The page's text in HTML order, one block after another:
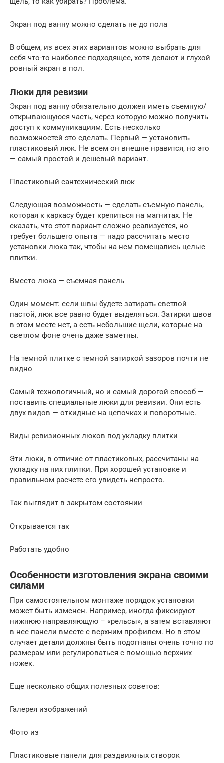
Экран под ванну можно сделать не до пола
В общем, из всех этих вариантов можно выбрать для
себя что-то наиболее подходящее, хотя делают и глухой
ровный экран в пол.
Люки для ревизии
Экран под ванну обязательно должен иметь съемную/
открывающуюся часть, через которую можно получить
доступ к коммуникациям. Есть несколько
возможностей это сделать. Первый — установить
пластиковый люк. Не всем он внешне нравится, но это
— самый простой и дешевый вариант.
Пластиковый сантехнический люк
Следующая возможность — сделать съемную панель,
которая к каркасу будет крепиться на магнитах. Не
сказать, что этот вариант сложно реализуется, но
требует большего опыта — надо рассчитать место
установки люка так, чтобы на нем помещались целые
плитки.
Вместо люка — съемная панель
Один момент: если швы будете затирать светлой
пастой, люк все равно будет выделяться. Затирки швов
в этом месте нет, а есть небольшие щели, которые на
светлом фоне очень даже заметны.
На темной плитке с темной затиркой зазоров почти не
видно
Самый технологичный, но и самый дорогой способ —
поставить специальные люки для ревизии. Они есть
двух видов — откидные на цепочках и поворотные.
Виды ревизионных люков под укладку плитки
Эти люки, в отличие от пластиковых, рассчитаны на
укладку на них плитки. При хорошей установке и
правильном расчете его увидеть непросто.
Так выглядит в закрытом состоянии
Открывается так
Работать удобно
Особенности изготовления экрана своими
силами
При самостоятельном монтаже порядок установки
может быть изменен. Например, иногда фиксируют
нижнюю направляющую – «рельсы», а затем вставляют
в нее панели вместе с верхним профилем. Но в этом
случает детали должны быть подогнаны очень точно по
размерам или регулироваться с помощью верхних
ножек.
Еще несколько общих полезных советов:
Галерея изображений
Фото из
Пластиковые панели для раздвижных створок